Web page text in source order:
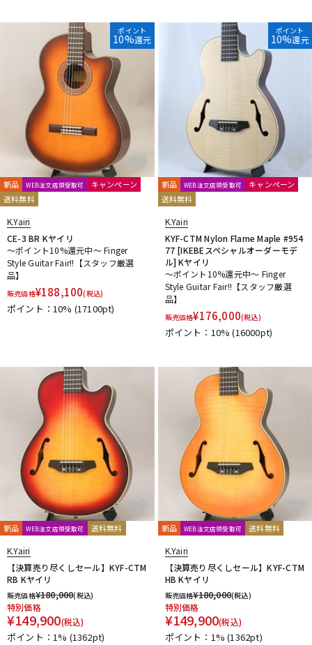
ポイント
10%還元
新品 WEB注文店頭受取可
キャンペーン
送料無料
K.Yairi
CE-3 BR Kヤイリ
～ポイント10%還元中～ Finger
Style Guitar Fair!!【スタッフ厳選
品】
販売価格¥188,100(税込)
ポイント：10% (17100pt)
ポイント
10%還元
新品 WEB注文店頭受取可
キャンペーン
送料無料
K.Yairi
KYF-CTM Nylon Flame Maple #954
77 [IKEBEスペシャルオーダーモデ
ル] Kヤイリ
～ポイント10%還元中～ Finger
Style Guitar Fair!!【スタッフ厳選
品】
販売価格¥176,000(税込)
ポイント：10%(16000pt)
新品 WEB注文店頭受取可 送料無料
K.Yairi
【決算売り尽くしセール】KYF-CTM
RB Kヤイリ
販売価格¥180,000(税込)
特別価格
¥149,900(税込)
ポイント：1% (1362pt)
新品 WEB注文店頭受取可 送料無料
K.Yairi
【決算売り尽くしセール】KYF-CTM
HB Kヤイリ
販売価格¥180,000(税込)
特別価格
¥149,900(税込)
ポイント：1%(1362pt)